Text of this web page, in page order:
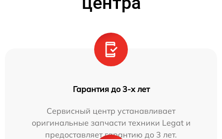
Гарантия до 3-х лет
Сервисный центр устанавливает
оригинальные запчасти техники Legat и
предоставляет гарантию до 3 лет.